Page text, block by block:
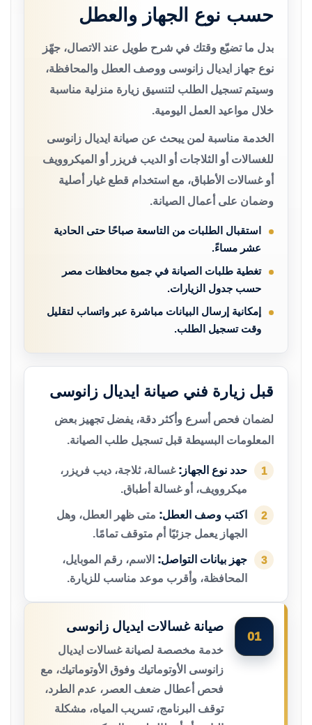
حسب نوع الجهاز والعطل
بدل ما تضيّع وقتك في شرح طويل عند الاتصال، جهّز
نوع جهاز ايديال زانوسى ووصف العطل والمحافظة،
وسيتم تسجيل الطلب لتنسيق زيارة منزلية مناسبة
خلال مواعيد العمل اليومية.
الخدمة مناسبة لمن يبحث عن صيانة ايديال زانوسى
للغسالات أو الثلاجات أو الديب فريزر أو الميكروويف
أو غسالات الأطباق، مع استخدام قطع غيار أصلية
وضمان على أعمال الصيانة.
استقبال الطلبات من التاسعة صباحًا حتى الحادية
عشر مساءً.
تغطية طلبات الصيانة في جميع محافظات مصر
حسب جدول الزيارات.
إمكانية إرسال البيانات مباشرة عبر واتساب لتقليل
وقت تسجيل الطلب.
قبل زيارة فني صيانة ايديال زانوسى
لضمان فحص أسرع وأكثر دقة، يفضل تجهيز بعض
المعلومات البسيطة قبل تسجيل طلب الصيانة.
1 حدد نوع الجهاز: غسالة، ثلاجة، ديب فريزر،
ميكروويف، أو غسالة أطباق.
2 اكتب وصف العطل: متى ظهر العطل، وهل
الجهاز يعمل جزئيًا أم متوقف تمامًا.
3 جهز بيانات التواصل: الاسم، رقم الموبايل،
المحافظة، وأقرب موعد مناسب للزيارة.
01
صيانة غسالات ايديال زانوسى
خدمة مخصصة لصيانة غسالات ايديال
زانوسى الأوتوماتيك وفوق الأوتوماتيك، مع
فحص أعطال ضعف العصر، عدم الطرد،
توقف البرنامج، تسريب المياه، مشكلة